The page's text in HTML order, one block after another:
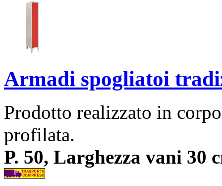
Armadi spogliatoi
Prodotto realizzato in
profilata.
P. 50, Larghezza vani 30